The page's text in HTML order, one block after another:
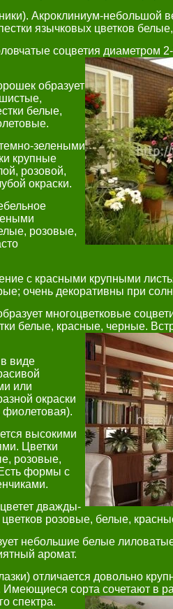
Акроклиниум-небольшой
язычковых цветков
соцветия диаметром
образует
белые,
зелеными
крупные
розовой,
окраски.
розовые,
с красными крупными
очень декоративны при
многоцветковые
белые, красные, черные.
виде
или
окраски
фиолетовая).
высокими
Цветки
розовые,
формы с
дважды-
розовые, белые,
небольшие белые
аромат.
отличается довольно
сорта сочетают в
спектра.